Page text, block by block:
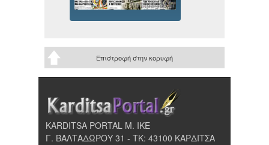
Επιστροφή στην κορυφή
KARDITSA PORTAL Μ. ΙΚΕ
Γ. ΒΑΛΤΑΔΩΡΟΥ 31 - ΤΚ: 43100 ΚΑΡΔΙΤΣΑ